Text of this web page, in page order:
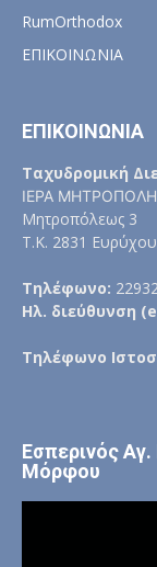
RumOrthodox
ΕΠΙΚΟΙΝΩΝΙΑ
ΕΠΙΚΟΙΝΩΝΙΑ
Ταχυδρομική
ΙΕΡΑ
Μητροπόλεως 3
Τ.Κ. 2831 Ευρύχου
Τηλέφωνο:
Ηλ. διεύθυνση
Τηλέφωνο
Εσπερινός
Μόρφου